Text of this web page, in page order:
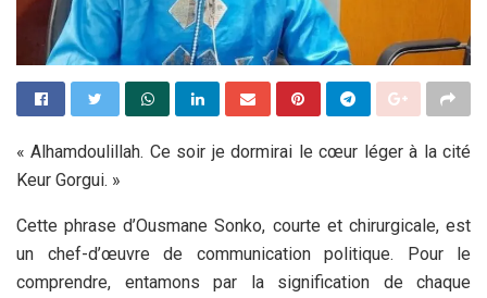
« Alhamdoulillah. Ce soir je dormirai le cœur léger à la cité
Keur Gorgui. »
Cette phrase d’Ousmane Sonko, courte et chirurgicale, est
un chef-d’œuvre de communication politique. Pour le
comprendre, entamons par la signification de chaque